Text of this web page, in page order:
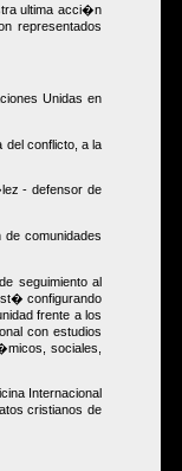
ultima acci�n
representados
Unidas en
del conflicto, a la
- defensor de
comunidades
seguimiento al
configurando
frente a los
con estudios
sociales,
Internacional
cristianos de